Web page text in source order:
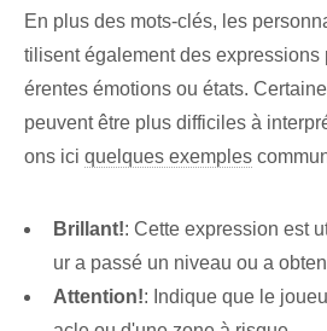
En plus des mots-clés, les
tilisent également des expressions
érentes émotions ou états.
peuvent être plus difficiles à
ons ici quelques exemples
Brillant!: Cette expression est
ur a passé un niveau ⁤ou‌ a⁤
Attention!: Indique que le